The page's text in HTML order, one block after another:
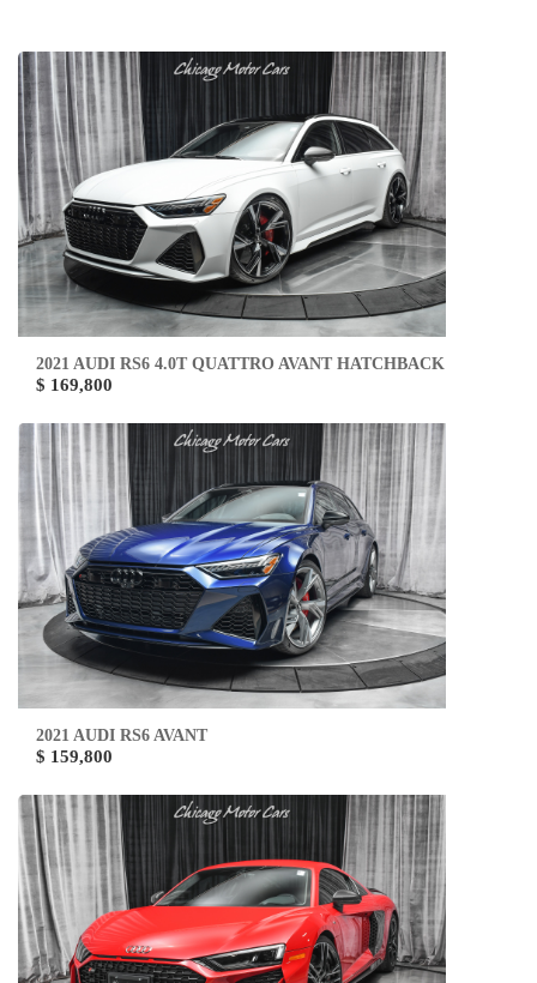
2021 AUDI RS6 4.0T QUATTRO AVANT HATCHBACK
$ 169,800
2021 AUDI RS6 AVANT
$ 159,800